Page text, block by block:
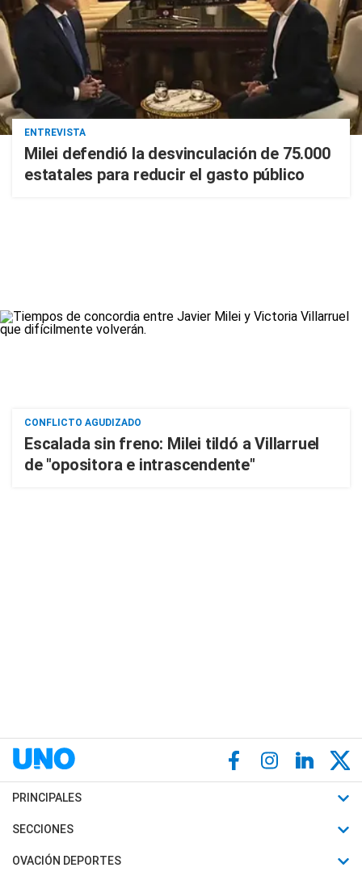
ENTREVISTA
Milei defendió la desvinculación de 75.000
estatales para reducir el gasto público
CONFLICTO AGUDIZADO
Escalada sin freno: Milei tildó a Villarruel
de "opositora e intrascendente"
PRINCIPALES
Últimas Noticias
Política
SECCIONES
Horóscopo
OVACIÓN DEPORTES